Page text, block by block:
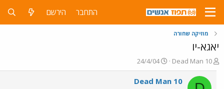
התחבר הירשם
מוזיקה שחורה
יאגא-יו
פ
ו
ת
Dead Man 10
פ
ו
ר
24/4/04
Dead Man 10